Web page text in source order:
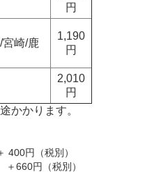
円
宮崎/鹿
1,190
円
2,010
円
かかります。
円（税別）
円（税別）